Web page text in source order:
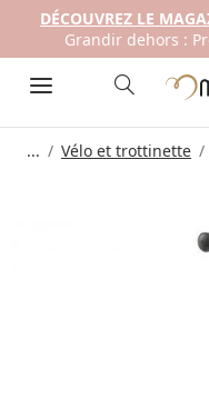
DÉCOUVREZ LE
Grandir dehors :
... Vélo et trottinette